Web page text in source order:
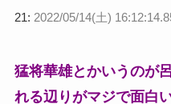
21: 2022/05/14(土)
猛将華雄とかいうのが
れる辺りがマジで面白